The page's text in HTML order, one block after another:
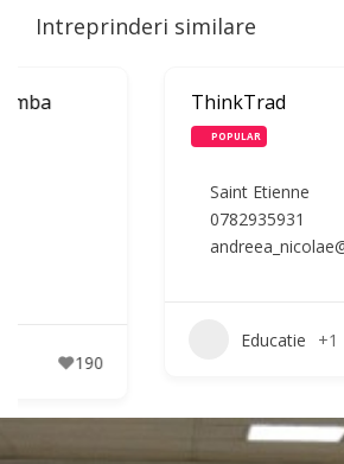
Intreprinderi similare
andreea_nicolae@live.com